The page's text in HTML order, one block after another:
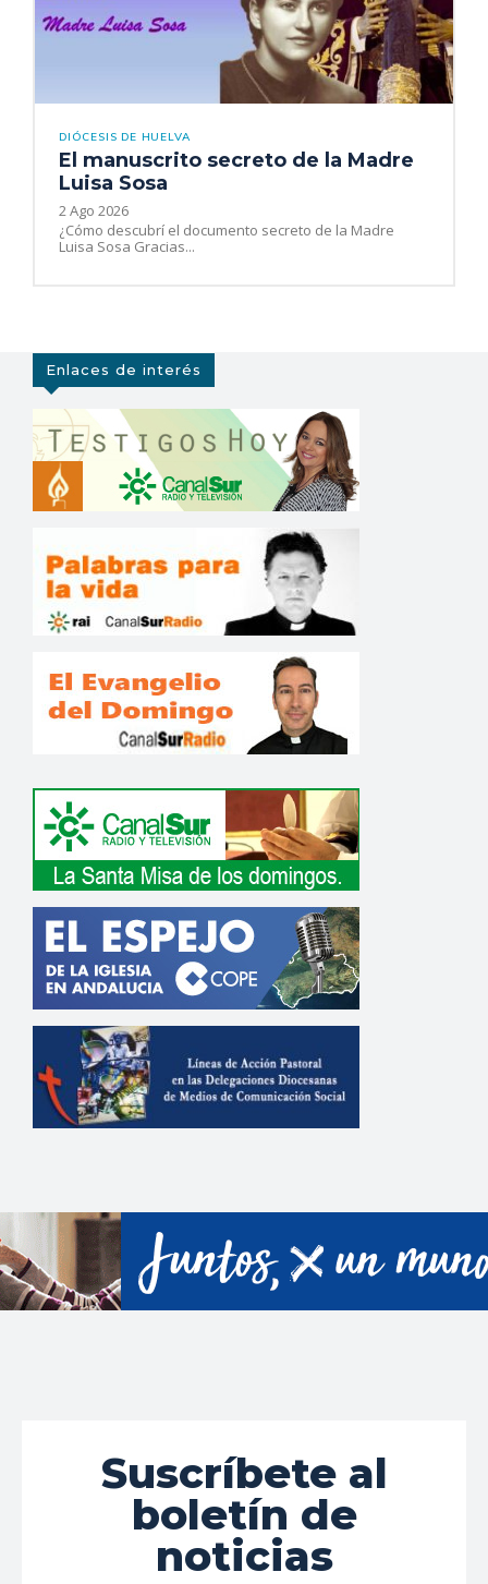
DIÓCESIS DE HUELVA
El manuscrito secreto de la Madre
Luisa Sosa
2 Ago 2026
¿Cómo descubrí el documento secreto de la Madre
Luisa Sosa Gracias...
Enlaces de interés
Suscríbete al
boletín de
noticias